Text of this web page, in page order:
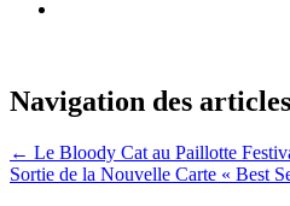
Navigation des articles
← Le Bloody Cat au Paillotte
Sortie de la Nouvelle Carte « Best